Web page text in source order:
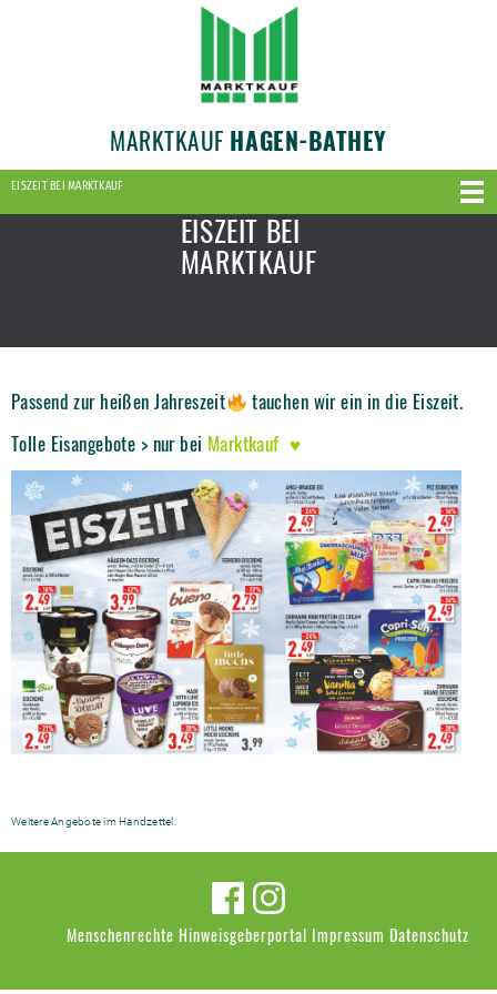
MARKTKAUF HAGEN-BATHEY
EISZEIT BEI MARKTKAUF
EISZEIT BEI
MARKTKAUF
Passend zur heißen Jahreszeit
tauchen wir ein in die Eiszeit.
Tolle Eisangebote > nur bei Marktkauf ♥
Weitere Angebote im Handzettel.
Menschenrechte Hinweisgeberportal Impressum Datenschutz